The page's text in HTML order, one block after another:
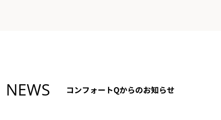
NEWS コンフォートQからのお知らせ